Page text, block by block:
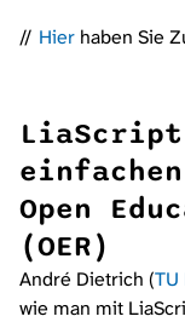
Hier haben Sie
Open
(OER)
André Dietrich (TU
wie man mit